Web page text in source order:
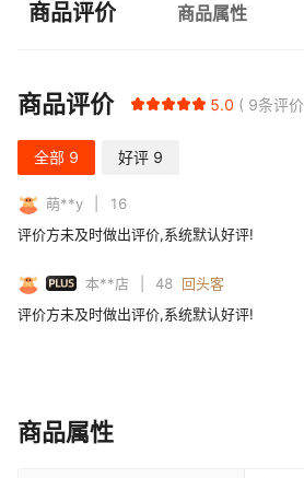
商品评价 商品属性
商品评价 5.0 9条评价
全部 9 好评 9
萌**y
16
评价方未及时做出评价,系统默认好评!
PLUS 本**店 48 回头客
评价方未及时做出评价,系统默认好评!
商品属性